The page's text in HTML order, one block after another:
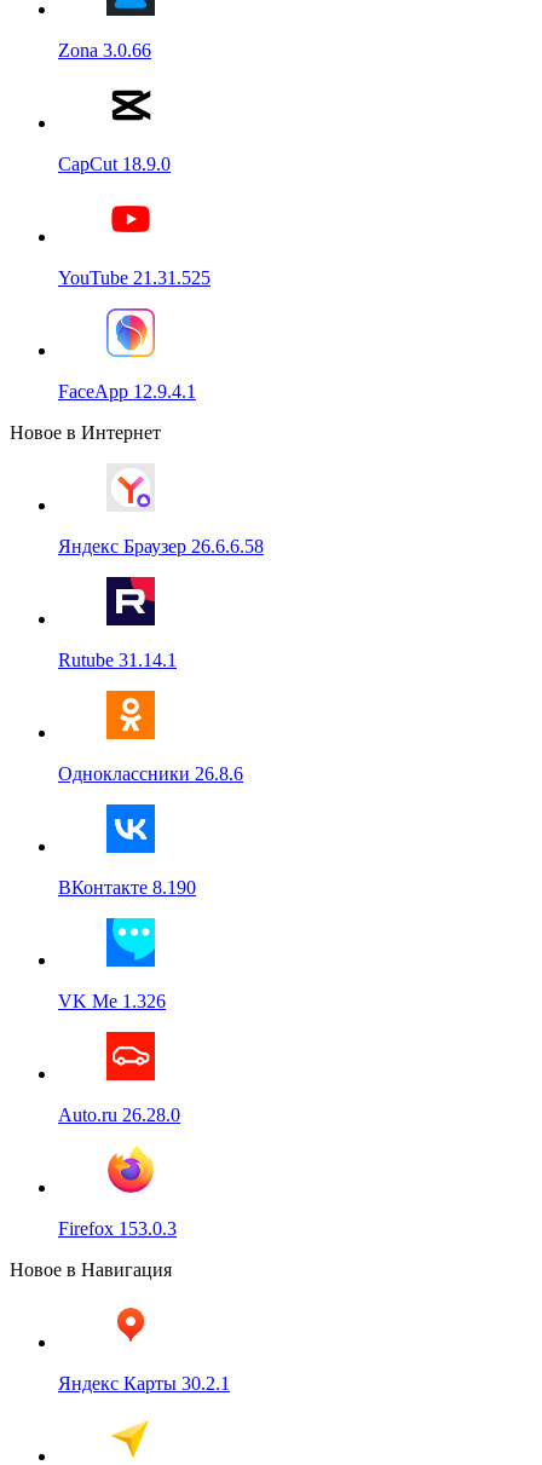
Zona 3.0.66
CapCut 18.9.0
YouTube 21.31.525
FaceApp 12.9.4.1
Новое в Интернет
Яндекс Браузер 26.6.6.58
Rutube 31.14.1
Одноклассники 26.8.6
ВКонтакте 8.190
VK Me 1.326
Auto.ru 26.28.0
Firefox 153.0.3
Новое в Навигация
Яндекс Карты 30.2.1